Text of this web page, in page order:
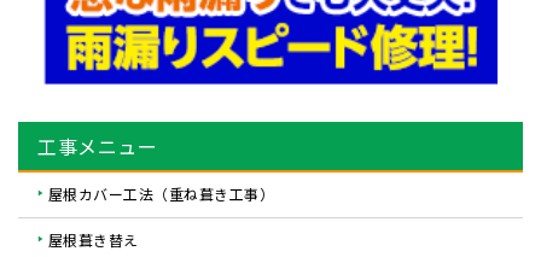
工事メニュー
屋根カバー工法（重ね葺き工事）
屋根葺き替え